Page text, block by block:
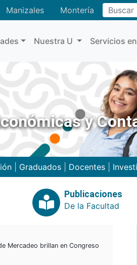
Manizales MonteríaBuscar
Nuestra U Servicios
y
| Graduados| Docentes|
Publicaciones
De la Facultad
Mercadeo brillan en Congreso